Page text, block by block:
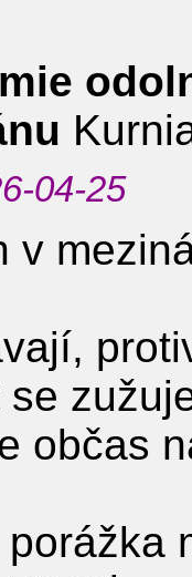
04-25
v
občas